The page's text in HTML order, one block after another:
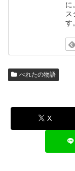
に
ス
す
べれたの物語
X